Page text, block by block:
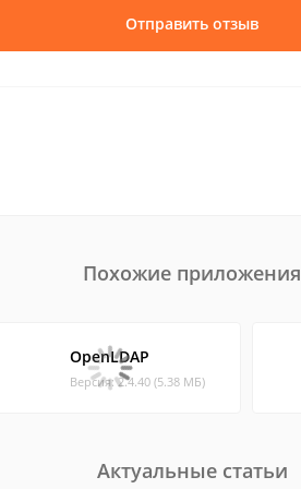
Отправить отзыв
Похожие приложения
OpenLDAP
Версия: 2.4.40 (5.38 МБ)
Актуальные статьи